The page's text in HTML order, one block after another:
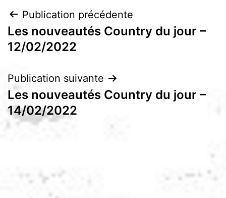
Navigation
de
Publication précédente
Les nouveautés Country du jour –
12/02/2022
Publication suivante
Les nouveautés Country du jour –
14/02/2022